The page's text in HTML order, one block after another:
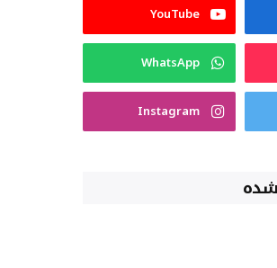
YouTube
WhatsApp
Instagram